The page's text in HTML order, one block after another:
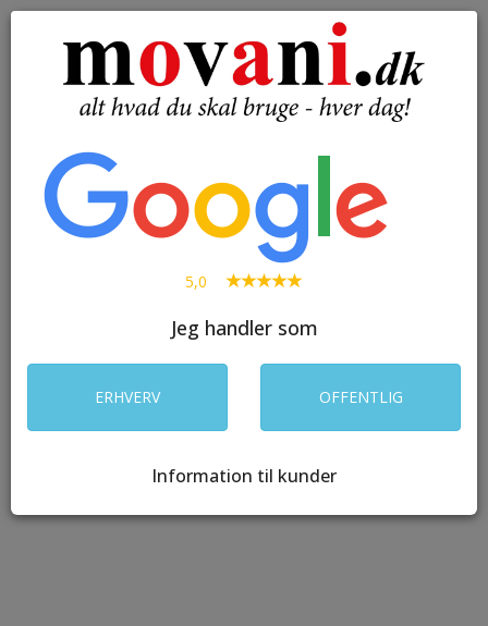
Toggle
5,0
Jeg handler som
ERHVERV OFFENTLIG
Information til kunder